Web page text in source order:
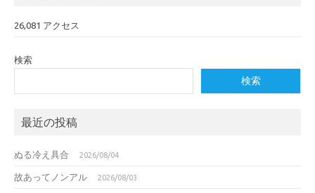
26,081 アクセス
検索
検索
最近の投稿
ぬる冷え具合 2026/08/04
故あってノンアル 2026/08/03